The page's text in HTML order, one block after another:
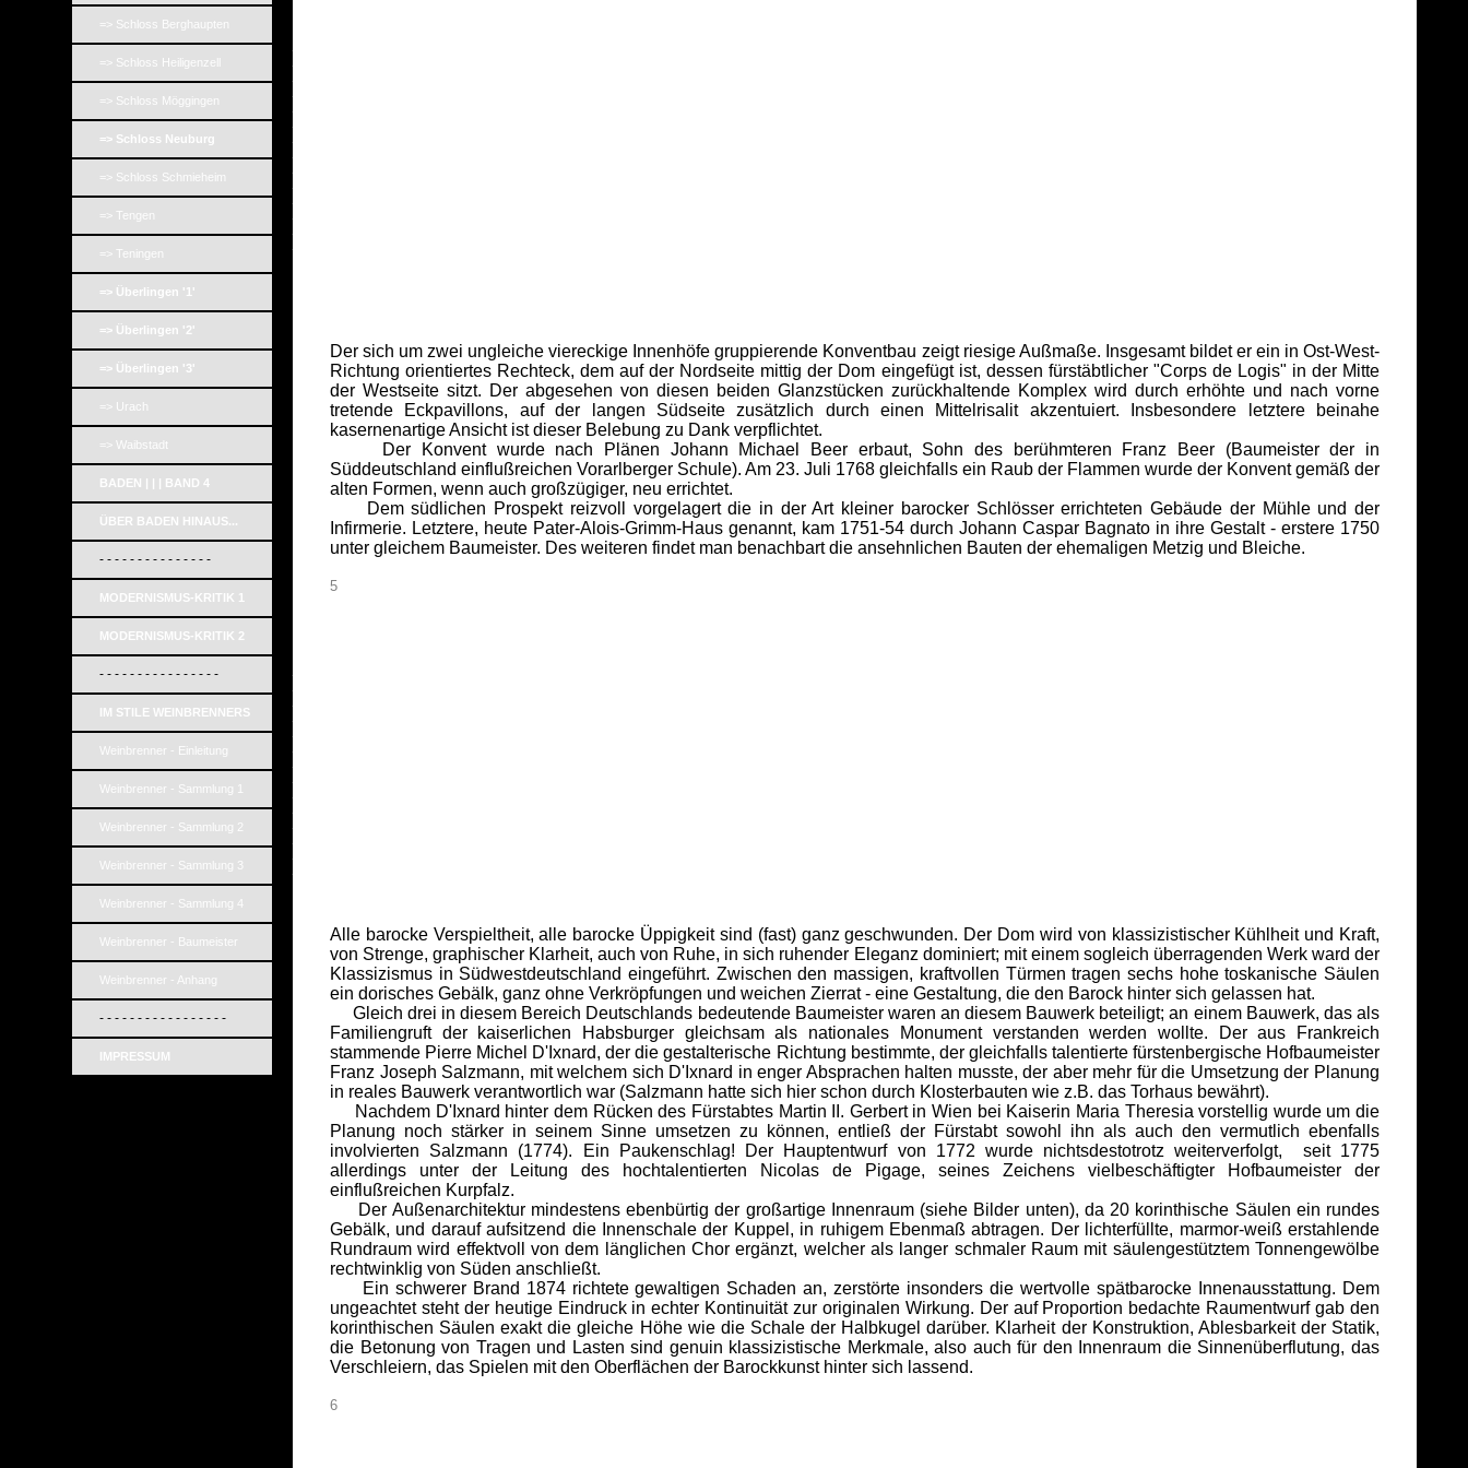
=> Schloss Berghaupten
=> Schloss Heiligenzell
=> Schloss Möggingen
=> Schloss Neuburg
=> Schloss Schmieheim
=> Tengen
=> Teningen
=> Überlingen '1'
=> Überlingen '2'
=> Überlingen '3'
=> Urach
=> Waibstadt
BADEN | | | BAND 4
ÜBER BADEN HINAUS...
- - - - - - - - - - - - - - -
MODERNISMUS-KRITIK 1
MODERNISMUS-KRITIK 2
- - - - - - - - - - - - - - - -
IM STILE WEINBRENNERS
Weinbrenner - Einleitung
Weinbrenner - Sammlung 1
Weinbrenner - Sammlung 2
Weinbrenner - Sammlung 3
Weinbrenner - Sammlung 4
Weinbrenner - Baumeister
Weinbrenner - Anhang
- - - - - - - - - - - - - - - - -
IMPRESSUM
Der sich um zwei ungleiche viereckige Innenhöfe gruppierende Konventbau zeigt riesige Außmaße. Insgesamt bildet er ein in Ost-West-
Richtung orientiertes Rechteck, dem auf der Nordseite mittig der Dom eingefügt ist, dessen fürstäbtlicher "Corps de Logis" in der Mitte
der Westseite sitzt. Der abgesehen von diesen beiden Glanzstücken zurückhaltende Komplex wird durch erhöhte und nach vorne
tretende Eckpavillons, auf der langen Südseite zusätzlich durch einen Mittelrisalit akzentuiert. Insbesondere letztere beinahe
kasernenartige Ansicht ist dieser Belebung zu Dank verpflichtet.
Der Konvent wurde nach Plänen Johann Michael Beer erbaut, Sohn des berühmteren Franz Beer (Baumeister der in
Süddeutschland einflußreichen Vorarlberger Schule). Am 23. Juli 1768 gleichfalls ein Raub der Flammen wurde der Konvent gemäß der
alten Formen, wenn auch großzügiger, neu errichtet.
Dem südlichen Prospekt reizvoll vorgelagert die in der Art kleiner barocker Schlösser errichteten Gebäude der Mühle und der
Infirmerie. Letztere, heute Pater-Alois-Grimm-Haus genannt, kam 1751-54 durch Johann Caspar Bagnato in ihre Gestalt - erstere 1750
unter gleichem Baumeister. Des weiteren findet man benachbart die ansehnlichen Bauten der ehemaligen Metzig und Bleiche.
5
Alle barocke Verspieltheit, alle barocke Üppigkeit sind (fast) ganz geschwunden. Der Dom wird von klassizistischer Kühlheit und Kraft,
von Strenge, graphischer Klarheit, auch von Ruhe, in sich ruhender Eleganz dominiert; mit einem sogleich überragenden Werk ward der
Klassizismus in Südwestdeutschland eingeführt. Zwischen den massigen, kraftvollen Türmen tragen sechs hohe toskanische Säulen
ein dorisches Gebälk, ganz ohne Verkröpfungen und weichen Zierrat - eine Gestaltung, die den Barock hinter sich gelassen hat.
Gleich drei in diesem Bereich Deutschlands bedeutende Baumeister waren an diesem Bauwerk beteiligt; an einem Bauwerk, das als
Familiengruft der kaiserlichen Habsburger gleichsam als nationales Monument verstanden werden wollte. Der aus Frankreich
stammende Pierre Michel D'Ixnard, der die gestalterische Richtung bestimmte, der gleichfalls talentierte fürstenbergische Hofbaumeister
Franz Joseph Salzmann, mit welchem sich D'Ixnard in enger Absprachen halten musste, der aber mehr für die Umsetzung der Planung
in reales Bauwerk verantwortlich war (Salzmann hatte sich hier schon durch Klosterbauten wie z.B. das Torhaus bewährt).
Nachdem D'Ixnard hinter dem Rücken des Fürstabtes Martin II. Gerbert in Wien bei Kaiserin Maria Theresia vorstellig wurde um die
Planung noch stärker in seinem Sinne umsetzen zu können, entließ der Fürstabt sowohl ihn als auch den vermutlich ebenfalls
involvierten Salzmann (1774). Ein Paukenschlag! Der Hauptentwurf von 1772 wurde nichtsdestotrotz weiterverfolgt, seit 1775
allerdings unter der Leitung des hochtalentierten Nicolas de Pigage, seines Zeichens vielbeschäftigter Hofbaumeister der
einflußreichen Kurpfalz.
Der Außenarchitektur mindestens ebenbürtig der großartige Innenraum (siehe Bilder unten), da 20 korinthische Säulen ein rundes
Gebälk, und darauf aufsitzend die Innenschale der Kuppel, in ruhigem Ebenmaß abtragen. Der lichterfüllte, marmor-weiß erstahlende
Rundraum wird effektvoll von dem länglichen Chor ergänzt, welcher als langer schmaler Raum mit säulengestütztem Tonnengewölbe
rechtwinklig von Süden anschließt.
Ein schwerer Brand 1874 richtete gewaltigen Schaden an, zerstörte insonders die wertvolle spätbarocke Innenausstattung. Dem
ungeachtet steht der heutige Eindruck in echter Kontinuität zur originalen Wirkung. Der auf Proportion bedachte Raumentwurf gab den
korinthischen Säulen exakt die gleiche Höhe wie die Schale der Halbkugel darüber. Klarheit der Konstruktion, Ablesbarkeit der Statik,
die Betonung von Tragen und Lasten sind genuin klassizistische Merkmale, also auch für den Innenraum die Sinnenüberflutung, das
Verschleiern, das Spielen mit den Oberflächen der Barockkunst hinter sich lassend.
6